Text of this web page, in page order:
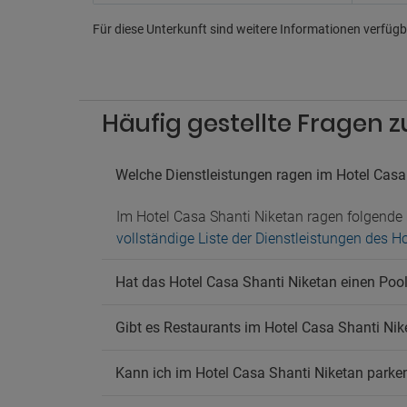
Für diese Unterkunft sind weitere Informationen
Häufig gestellte Fragen
Welche Dienstleistungen ragen im Hotel
Im Hotel Casa Shanti Niketan ragen
vollständige Liste der Dienstleistungen des
Hat das Hotel Casa Shanti Niketan einen
Gibt es Restaurants im Hotel Casa Shanti
Kann ich im Hotel Casa Shanti Niketan